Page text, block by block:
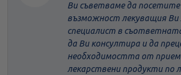
Ви съветваме да посетите
възможност лекуващия Ви
специалист в
да Ви консултира и да
необходимостта от
лекарствени продукти по